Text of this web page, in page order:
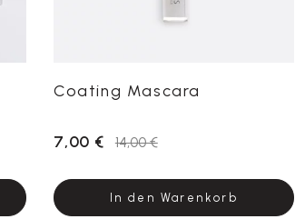
Coating Mascara
7,00 € 14,00 €
In den Warenkorb